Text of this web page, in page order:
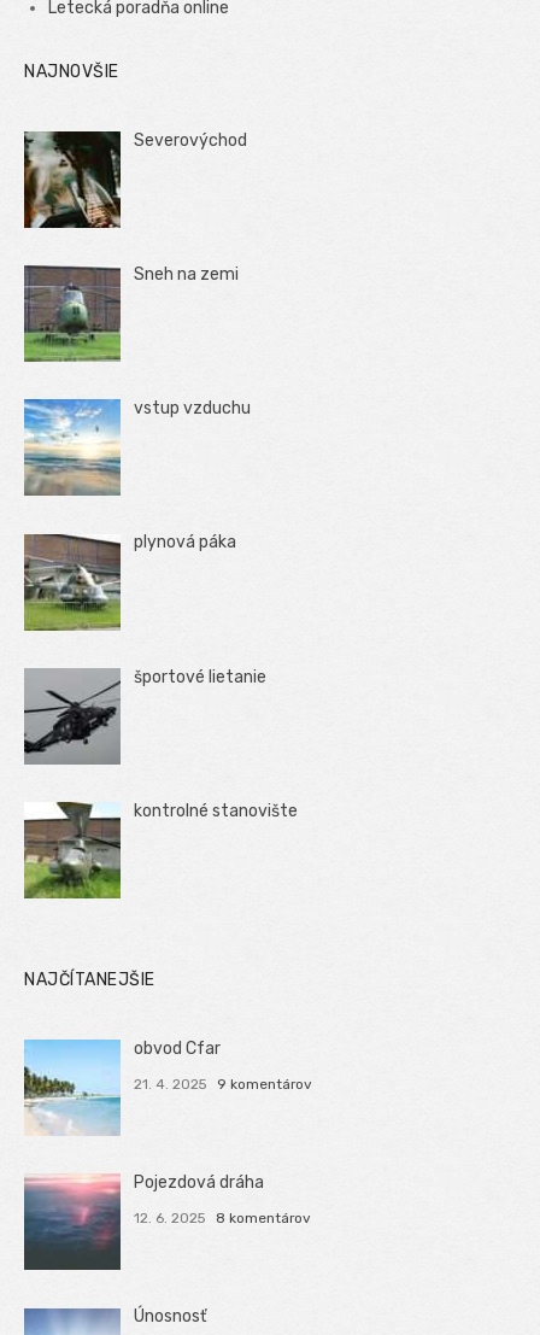
Letecká poradňa online
NAJNOVŠIE
Severovýchod
Sneh na zemi
vstup vzduchu
plynová páka
športové lietanie
kontrolné stanovište
NAJČÍTANEJŠIE
obvod Cfar
21. 4. 2025 9 komentárov
Pojezdová dráha
12. 6. 2025 8 komentárov
Únosnosť